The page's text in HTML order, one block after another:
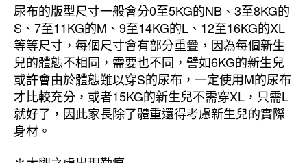
尿布的版型尺寸一般會分0至5KG的NB、3至8KG的
S、7至11KG的M、9至14KG的L、12至16KG的XL
等等尺寸，每個尺寸會有部分重疊，因為每個新生
兒的體態不相同，需要也不同，譬如6KG的新生兒
或許會由於體態難以穿S的尿布，一定使用M的尿布
才比較充分，或者15KG的新生兒不需穿XL，只需L
就好了，因此家長除了體重還得考慮新生兒的實際
身材。